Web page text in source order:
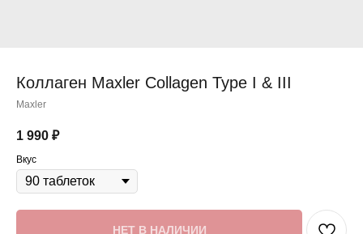
Коллаген Maxler Collagen Type I & III
Maxler
1 990 ₽
Вкус
НЕТ В НАЛИЧИИ